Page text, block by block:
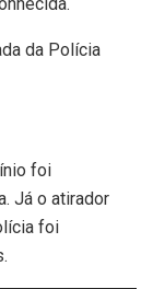
da Polícia
foi
Já o atirador
foi